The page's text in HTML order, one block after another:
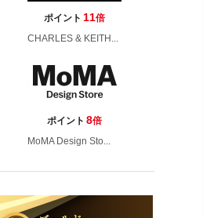
ポイント 11倍
CHARLES & KEITH...
ポイント 8倍
MoMA Design Sto...